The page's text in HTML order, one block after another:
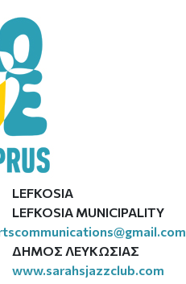
LEFKOSIA
LEFKOSIA MUNICIPALITY
ΔΗΜΟΣ ΛΕΥΚΩΣΙΑΣ
www.sarahsjazzclub.com